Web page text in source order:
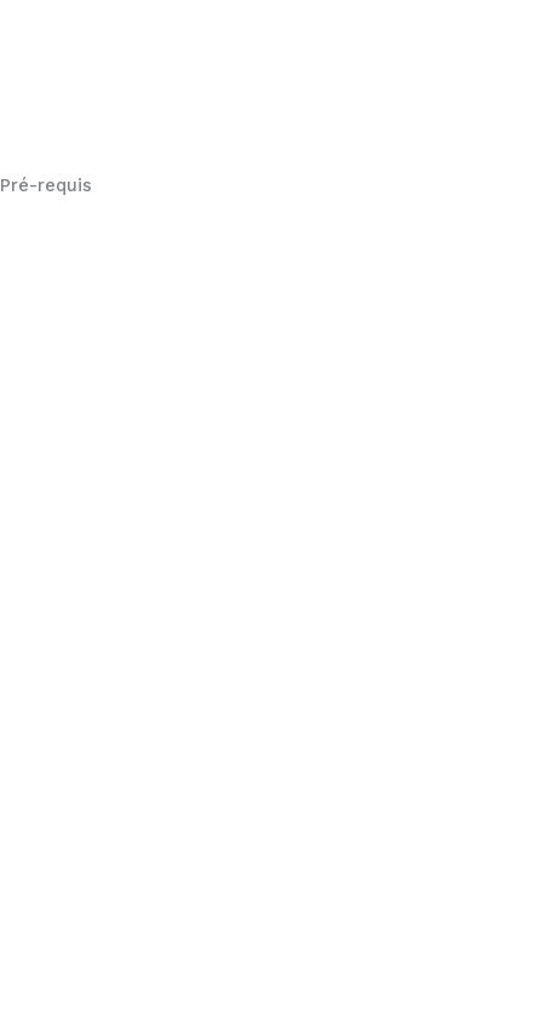
Pré-requis